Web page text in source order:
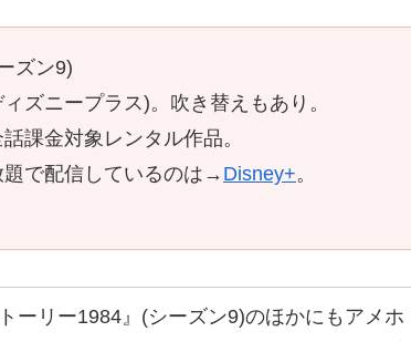
ズン9)
ィズニープラス)。吹き替えもあり。
課金対象レンタル作品。
題で配信しているのは→ Disney+。
ーリー1984』(シーズン9)のほかにもアメホ